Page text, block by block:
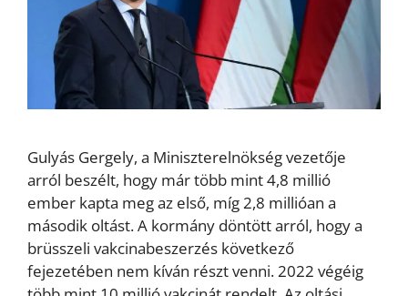
Gulyás Gergely, a Miniszterelnökség vezetője
arról beszélt, hogy már több mint 4,8 millió
ember kapta meg az első, míg 2,8 millióan a
második oltást. A kormány döntött arról, hogy a
brüsszeli vakcinabeszerzés következő
fejezetében nem kíván részt venni. 2022 végéig